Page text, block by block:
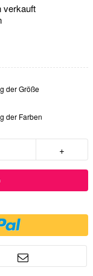
verkauft
der Größe
der Farben
+